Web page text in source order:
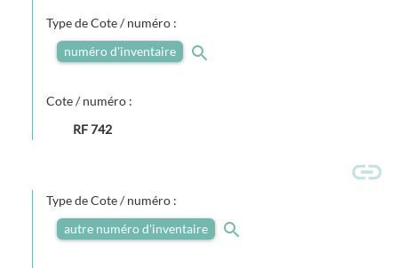
Type de Cote / numéro :
numéro d'inventaire
Cote / numéro :
RF 742
Type de Cote / numéro :
autre numéro d'inventaire